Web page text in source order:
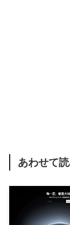
あわせて